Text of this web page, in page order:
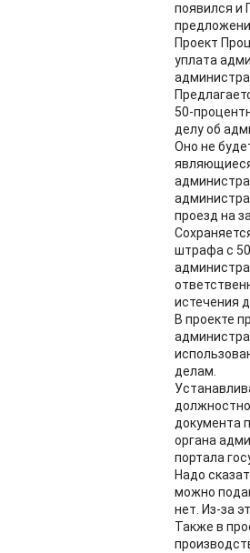
появился и
Проект
уплата
50-
делу об
Оно не
проезд на
штрафа с
истечения
В проекте
делам.
документа
органа
портала
Надо
можно
нет. Из-за
Также в